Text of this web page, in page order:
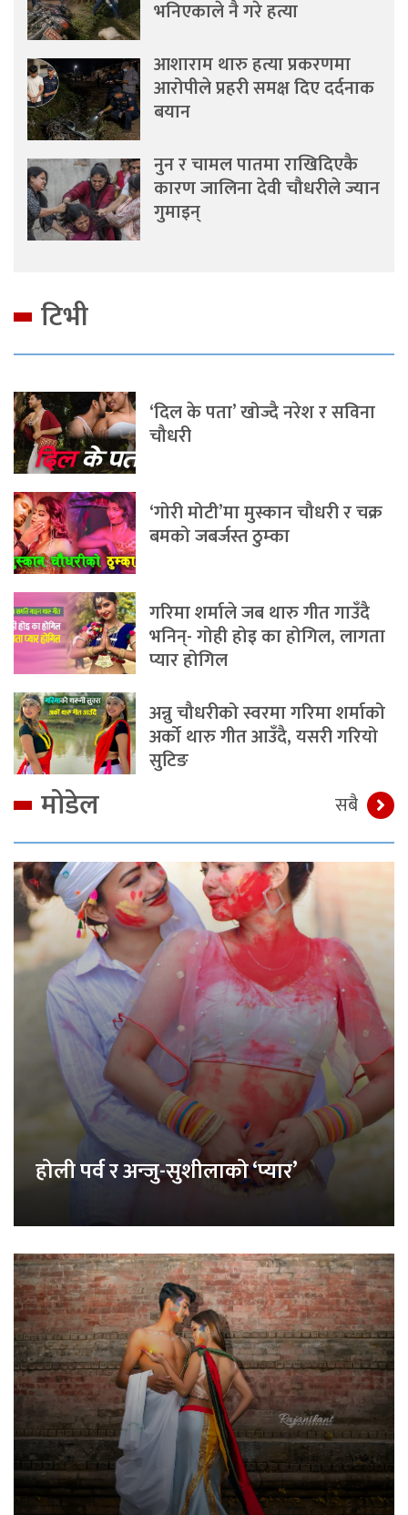
भनिएकाले नै गरे हत्या
आशाराम थारु हत्या प्रकरणमा
आरोपीले प्रहरी समक्ष दिए दर्दनाक
बयान
नुन र चामल पातमा राखिदिएकै
कारण जालिना देवी चौधरीले ज्यान
गुमाइन्
टिभी
‘दिल के पता’ खोज्दै नरेश र सविना
चौधरी
‘गोरी मोटी’मा मुस्कान चौधरी र चक्र
बमको जबर्जस्त ठुम्का
गरिमा शर्माले जब थारु गीत गाउँदै
भनिन्- गोही होइ का होगिल, लागता
प्यार होगिल
अन्नु चौधरीको स्वरमा गरिमा शर्माको
अर्को थारु गीत आउँदै, यसरी गरियो
सुटिङ
मोडेल सबै
होली पर्व र अन्जु-सुशीलाको ‘प्यार’